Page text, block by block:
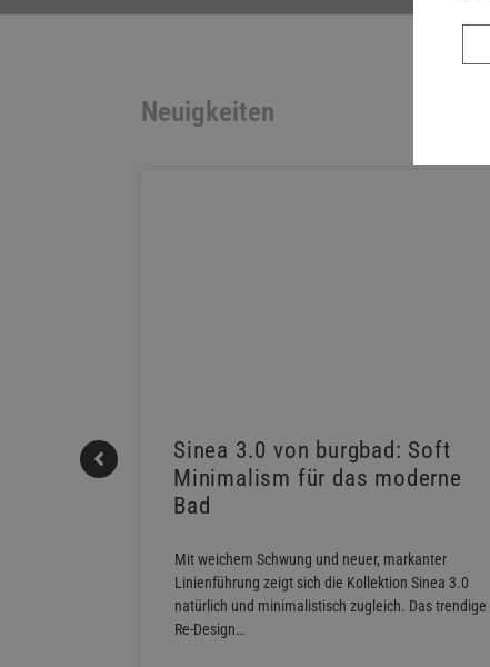
Neuigkeiten
Sinea 3.0 von burgbad: Soft
Minimalism für das moderne
Bad
Mit weichem Schwung und neuer, markanter
Linienführung zeigt sich die Kollektion Sinea 3.0
natürlich und minimalistisch zugleich. Das trendige
Re-Design…